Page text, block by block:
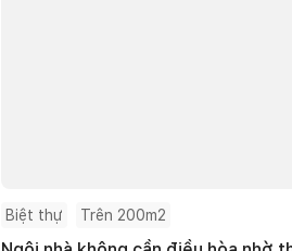
Biệt thự Trên 200m2